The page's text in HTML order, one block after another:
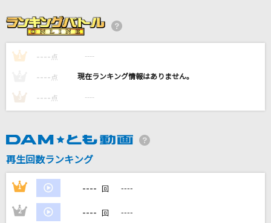
BLUE ENCOUNT
[生音]世界は恋に落ちている
CHiCO with HoneyWorks
DAMの新曲・ランキングなど
カラオケ最新情報をチェック！
DAMに会員登録・ログインして
1 ---- 点 ----
---- 点 ----
3 ---- 点 ----
再生回数ランキング
1 ---- 回 ----
2 ---- 回 ----